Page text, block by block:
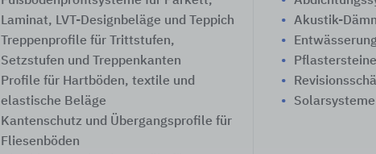
Laminat, LVT-Designbeläge und Teppich
Treppenprofile für Trittstufen,
Setzstufen und Treppenkanten
Profile für Hartböden, textile und
elastische Beläge
Kantenschutz und Übergangsprofile für
Fliesenböden
Akustik-
Solarsysteme